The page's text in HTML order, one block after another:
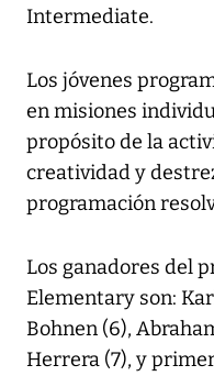
Intermediate.
Los jóvenes
en misiones
propósito de la
creatividad y
programación
Los ganadores del
Elementary son:
Bohnen (6),
Herrera (7), y